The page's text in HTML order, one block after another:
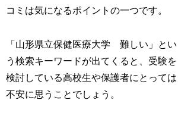
コミは気になるポイントの一つです。
「山形県立保健医療大学 難しい」とい
う検索キーワードが出てくると、受験を
検討している高校生や保護者にとっては
不安に思うことでしょう。